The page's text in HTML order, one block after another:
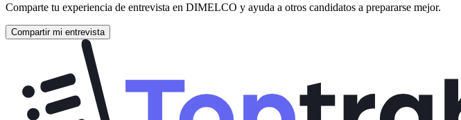
Comparte tu experiencia de entrevista en DIMELCO y ayuda a otros candidatos a prepararse mejor.
Compartir mi entrevista